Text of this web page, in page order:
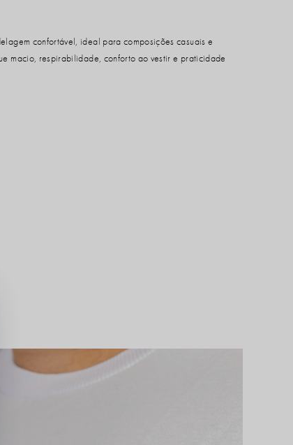
confortável, ideal para composições casuais e
macio, respirabilidade, conforto ao vestir e praticidade